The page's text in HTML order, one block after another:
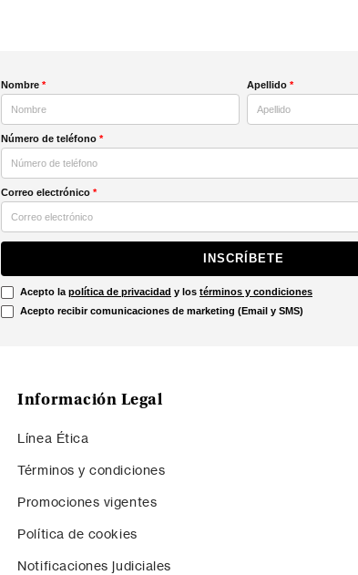
Nombre * Apellido *
Número de teléfono *
Correo electrónico *
INSCRÍBETE
Acepto la política de privacidad y los términos y condiciones
Acepto recibir comunicaciones de marketing (Email y SMS)
Información Legal
Línea Ética
Términos y condiciones
Promociones vigentes
Política de cookies
Notificaciones judiciales